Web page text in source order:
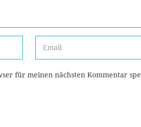
für meinen nächsten Kommentar